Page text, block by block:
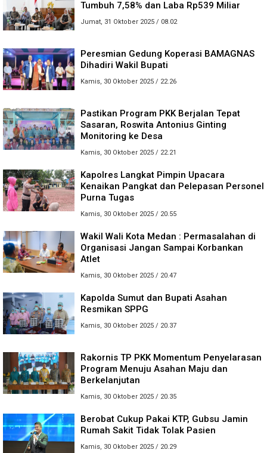
Tumbuh 7,58% dan Laba Rp539 Miliar
Jumat, 31 Oktober 2025 / 08.02
Peresmian Gedung Koperasi BAMAGNAS
Dihadiri Wakil Bupati
Kamis, 30 Oktober 2025 / 22.26
Pastikan Program PKK Berjalan Tepat
Sasaran, Roswita Antonius Ginting
Monitoring ke Desa
Kamis, 30 Oktober 2025 / 22.21
Kapolres Langkat Pimpin Upacara
Kenaikan Pangkat dan Pelepasan Personel
Purna Tugas
Kamis, 30 Oktober 2025 / 20.55
Wakil Wali Kota Medan : Permasalahan di
Organisasi Jangan Sampai Korbankan
Atlet
Kamis, 30 Oktober 2025 / 20.47
Kapolda Sumut dan Bupati Asahan
Resmikan SPPG
Kamis, 30 Oktober 2025 / 20.37
Rakornis TP PKK Momentum Penyelarasan
Program Menuju Asahan Maju dan
Berkelanjutan
Kamis, 30 Oktober 2025 / 20.35
Berobat Cukup Pakai KTP, Gubsu Jamin
Rumah Sakit Tidak Tolak Pasien
Kamis, 30 Oktober 2025 / 20.29